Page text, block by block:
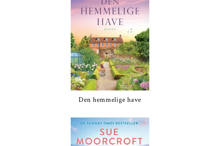
Den hemmelige have